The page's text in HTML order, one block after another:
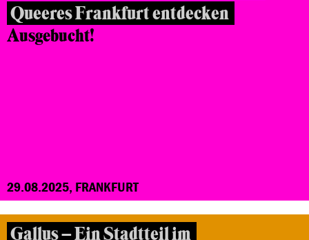
Queeres Frankfurt entdecken
Ausgebucht!
29.08.2025, FRANKFURT
Gallus – Ein Stadtteil im